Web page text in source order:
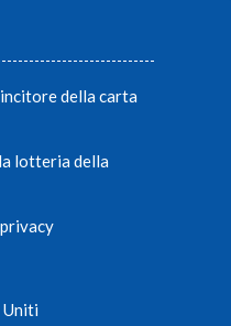
della carta
lotteria della
Uniti